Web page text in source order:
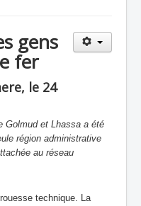
gens
fer
le 24
Golmud et Lhassa a été
région administrative
au réseau
technique. La